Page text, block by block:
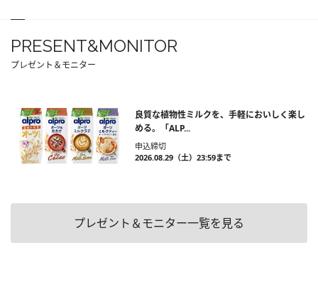
PRESENT&MONITOR
プレゼント＆モニター
良質な植物性ミルクを、手軽においしく楽し
める。「ALP...
申込締切
2026.08.29（土）23:59まで
プレゼント＆モニター一覧を見る